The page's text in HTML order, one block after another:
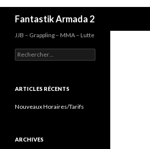
Fantastik Armada 2
JJB – Grappling – MMA – Lutte
Rechercher :
ARTICLES RÉCENTS
Nouveaux Horaires/Tarifs
ARCHIVES